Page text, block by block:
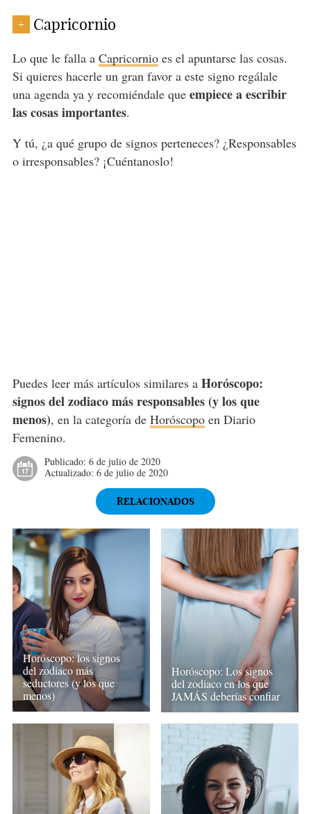
+ Capricornio
Lo que le falla a Capricornioes el apuntarse las cosas.
Si quieres hacerle un gran favor a este signo regálale
una agenda ya y recomiéndale que empiece a escribir
las cosas importantes.
Y tú, ¿a qué grupo de signos perteneces? ¿Responsables
o irresponsables? ¡Cuéntanoslo!
Puedes leer más artículos similares a Horóscopo:
signos del zodiaco más responsables (y los que
menos), en la categoría de Horóscopoen Diario
Femenino.
Publicado: 6 de julio de 2020
Actualizado: 6 de julio de 2020
RELACIONADOS
Horóscopo: los signos
del zodiaco más
seductores (y los que
menos)
Horóscopo: Los signos
del zodiaco en los que
JAMÁS deberías confiar